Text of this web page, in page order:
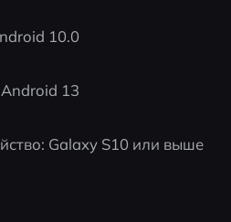
10.0
13
Galaxy S10 или выше